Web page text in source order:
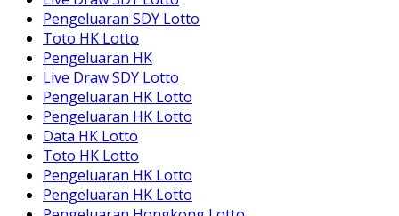
Pengeluaran SDY Lotto
Toto HK Lotto
Pengeluaran HK
Live Draw SDY Lotto
Pengeluaran HK Lotto
Pengeluaran HK Lotto
Data HK Lotto
Toto HK Lotto
Pengeluaran HK Lotto
Pengeluaran HK Lotto